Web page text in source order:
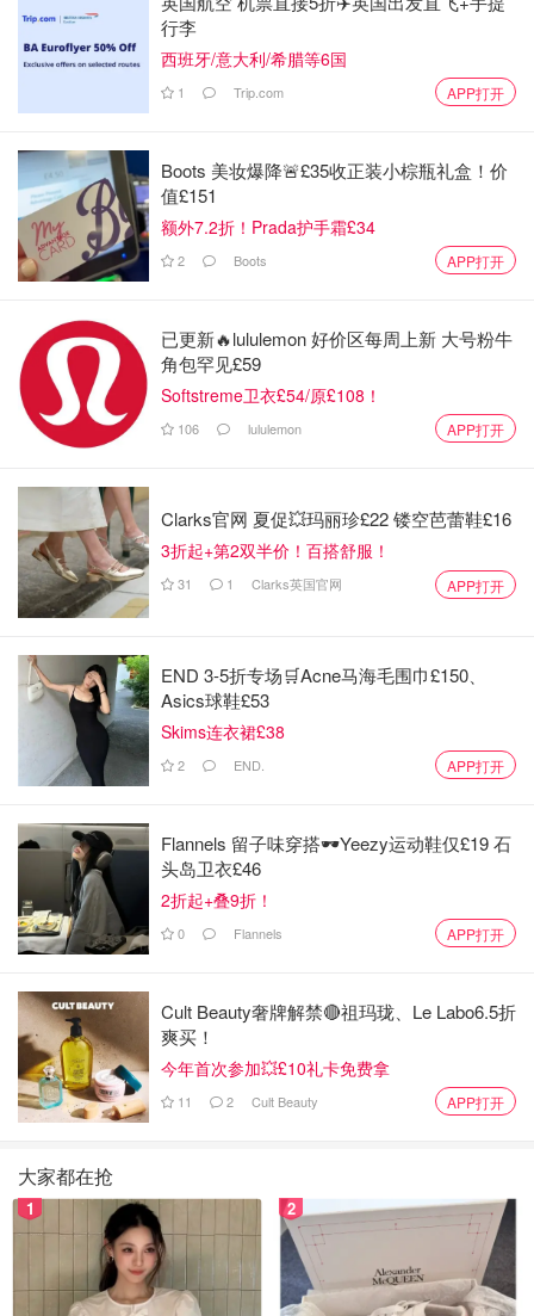
3.手工雕刻陶瓷款
的外表美观典雅，细致精美，底部平整还有四个垫片预防刮
伤桌子。这款还有一个特色就是长度够长，因为有足够的空
间凭个人喜好也可以把茶壶和茶杯放在一起。
规格: 长24.5cm 宽16cm 高1.5cm
行李
西班牙/意大利/希腊等6国
1 Trip.com APP打开
Boots 美妆爆降🚨£35收正装小棕瓶礼盒！价
值£151
额外7.2折！Prada护手霜£34
2 Boots APP打开
已更新🔥lululemon 好价区每周上新 大号粉牛
角包罕见£59
Softstreme卫衣£54/原£108！
106 lululemon APP打开
Clarks官网 夏促💥玛丽珍£22 镂空芭蕾鞋£16
3折起+第2双半价！百搭舒服！
31 1 Clarks英国官网 APP打开
END 3-5折专场🛒Acne马海毛围巾£150、
Asics球鞋£53
Skims连衣裙£38
2 END. APP打开
Flannels 留子味穿搭🕶️Yeezy运动鞋仅£19 石
头岛卫衣£46
2折起+叠9折！
0 Flannels APP打开
Cult Beauty奢牌解禁🔴祖玛珑、Le Labo6.5折
爽买！
今年首次参加💥£10礼卡免费拿
11 2 Cult Beauty APP打开
大家都在抢
1 2